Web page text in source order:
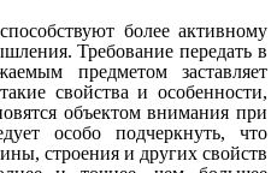
более активному
Требование передать в
предметом заставляет
свойства и особенности,
объектом внимания при
особо подчеркнуть, что
строения и других свойств